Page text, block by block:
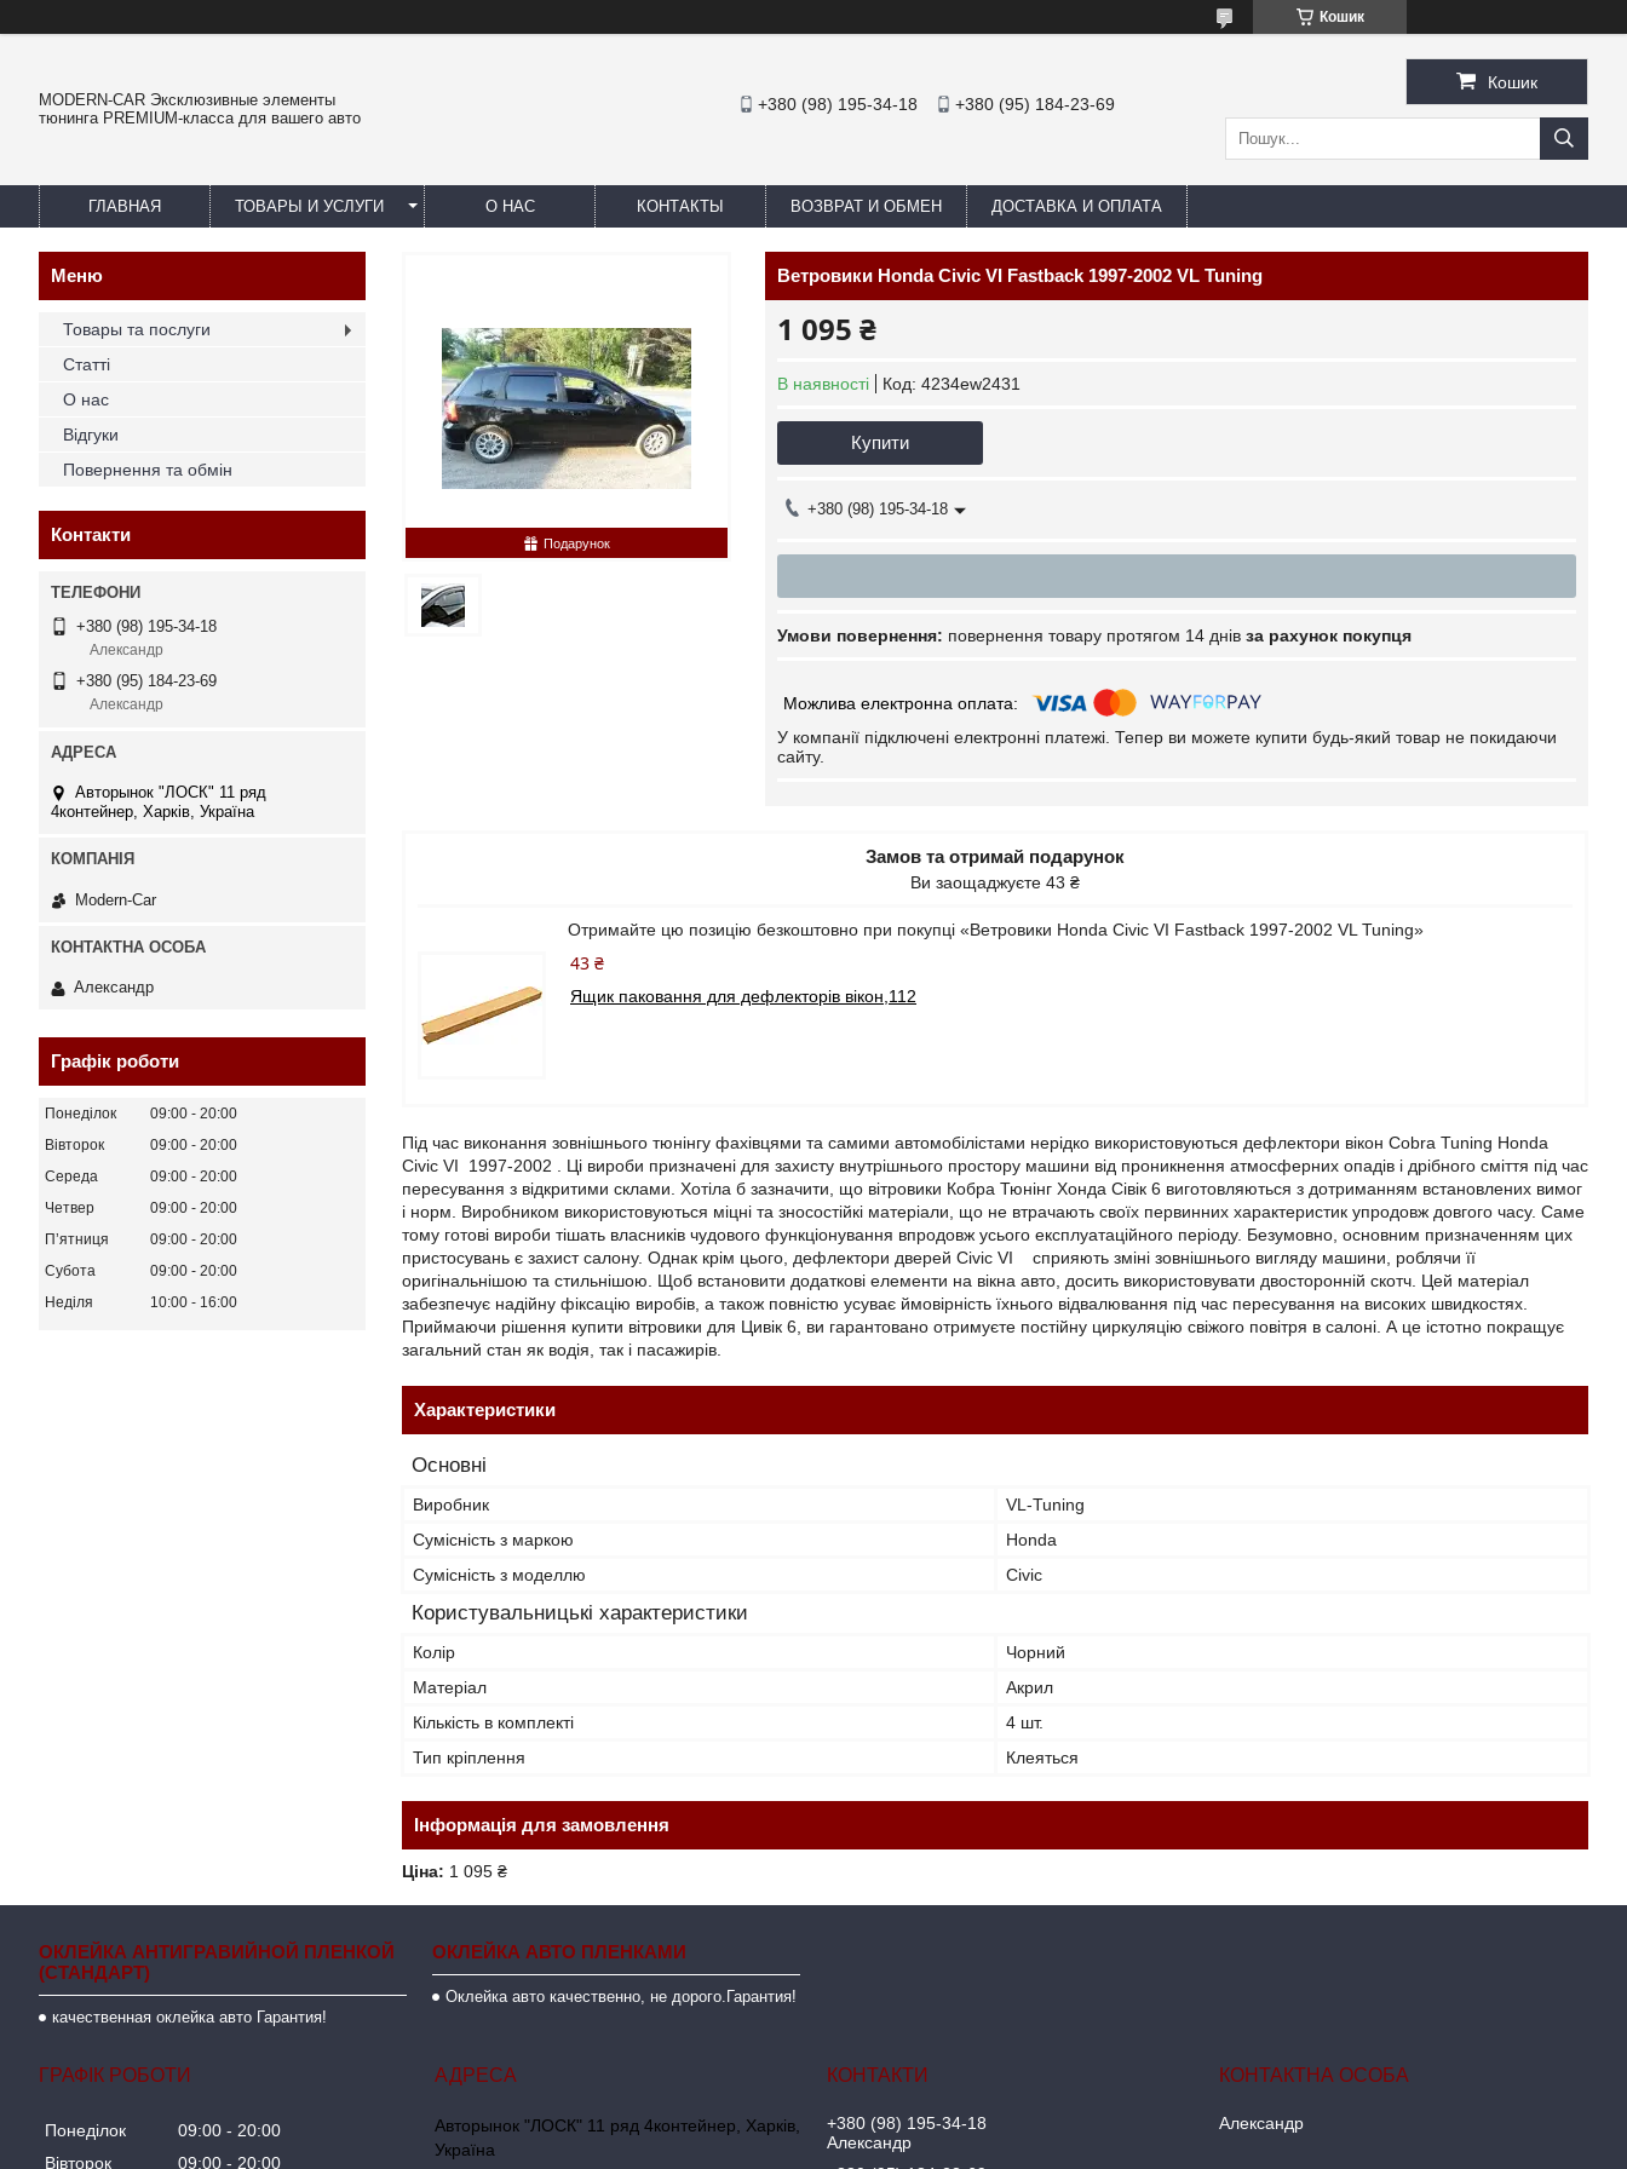
Кошик
MODERN-CAR Эксклюзивные элементы
тюнинга PREMIUM-класса для вашего авто
+380 (98) 195-34-18 +380 (95) 184-23-69
Кошик
ГЛАВНАЯ ТОВАРЫ И УСЛУГИ О НАС КОНТАКТЫ ВОЗВРАТ И ОБМЕН ДОСТАВКА И ОПЛАТА
Подарунок
Ветровики Honda Civic VI Fastback 1997-2002 VL Tuning
1 095 ₴
В наявності Код: 4234ew2431
Купити
+380 (98) 195-34-18
повернення товару протягом 14 днів за рахунок покупця
У компанії підключені електронні платежі. Тепер ви можете купити будь-який товар не покидаючи
сайту.
Замов та отримай подарунок
Ви заощаджуєте 43 ₴
Отримайте цю позицію безкоштовно при покупці «Ветровики Honda Civic VI Fastback 1997-2002 VL Tuning»
43 ₴
Ящик паковання для дефлекторів вікон,112
Під час виконання зовнішнього тюнінгу фахівцями та самими автомобілістами нерідко використовуються дефлектори вікон Cobra Tuning Honda
Civic VI 1997-2002 . Ці вироби призначені для захисту внутрішнього простору машини від проникнення атмосферних опадів і дрібного сміття під час
пересування з відкритими склами. Хотіла б зазначити, що вітровики Кобра Тюнінг Хонда Сівік 6 виготовляються з дотриманням встановлених вимог
і норм. Виробником використовуються міцні та зносостійкі матеріали, що не втрачають своїх первинних характеристик упродовж довгого часу. Саме
тому готові вироби тішать власників чудового функціонування впродовж усього експлуатаційного періоду. Безумовно, основним призначенням цих
пристосувань є захист салону. Однак крім цього, дефлектори дверей Civic VI сприяють зміні зовнішнього вигляду машини, роблячи її
оригінальнішою та стильнішою. Щоб встановити додаткові елементи на вікна авто, досить використовувати двосторонній скотч. Цей матеріал
забезпечує надійну фіксацію виробів, а також повністю усуває ймовірність їхнього відвалювання під час пересування на високих швидкостях.
Приймаючи рішення купити вітровики для Цивік 6, ви гарантовано отримуєте постійну циркуляцію свіжого повітря в салоні. А це істотно покращує
загальний стан як водія, так і пасажирів.
Характеристики
Основні
Виробник
VL-Tuning
Сумісність з маркою
Honda
Сумісність з моделлю
Civic
Користувальницькі характеристики
Колір
Чорний
Матеріал
Акрил
Кількість в комплекті
4 шт.
Тип кріплення
Клеяться
Інформація для замовлення
Ціна: 1 095 ₴
Товары та послуги
Статті
О нас
Відгуки
Повернення та обмін
Контакти
+380 (98) 195-34-18
Александр
+380 (95) 184-23-69
Александр
Авторынок "ЛОСК" 11 ряд
4контейнер, Харків, Україна
Modern-Car
Александр
Графік роботи
Понеділок 09:00
20:00
Вівторок
09:00
20:00
Середа
09:00
20:00
Четвер
09:00
20:00
Пʼятниця
09:00
20:00
Субота
09:00
20:00
Неділя
10:00 16:00
ОКЛЕЙКА АНТИГРАВИЙНОЙ ПЛЕНКОЙ
(СТАНДАРТ)
качественная оклейка авто Гарантия!
ОКЛЕЙКА АВТО ПЛЕНКАМИ
Оклейка авто качественно, не дорого.Гарантия!
ГРАФІК РОБОТИ
Понеділок 09:00
20:00
Вівторок
09:00 20:00
Авторынок "ЛОСК" 11 ряд 4контейнер, Харків,
Україна
+380 (98) 195-34-18
Александр
Александр